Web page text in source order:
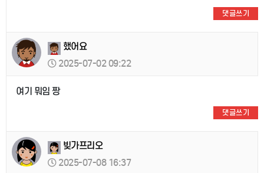
댓글쓰기
했어요
2025-07-02 09:22
여기 뭐임 짱
댓글쓰기
빚가프리오
2025-07-08 16:37